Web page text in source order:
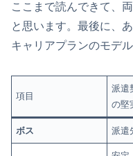
ここまで読んできて、
と思います。最後に、
キャリアプランのモデ
項目
派遣
の堅
ボス 派遣